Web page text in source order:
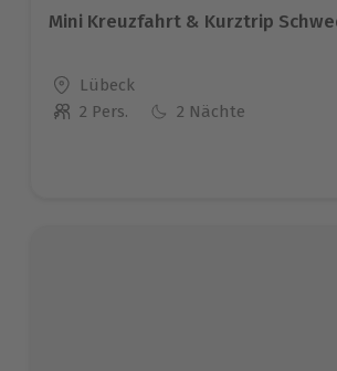
Mini Kreuzfahrt & Kurztrip
Standort
Lübeck
Anzahl der Teilnehmer
2 Pers. 2 Nächte